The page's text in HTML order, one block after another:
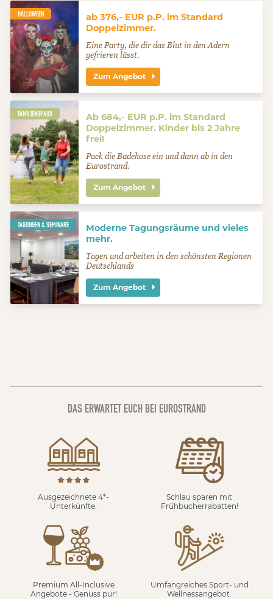
HALLOWEEN
ab 376,- EUR p.P. im Standard
Doppelzimmer.
Eine Party, die dir das Blut in den Adern
gefrieren lässt.
Zum Angebot
FAMILIENSPASS
Ab 684,- EUR p.P. im Standard
Doppelzimmer. Kinder bis 2 Jahre
frei!
Pack die Badehose ein und dann ab in den
Eurostrand.
Zum Angebot
TAGUNGEN & SEMINARE
Moderne Tagungsräume und vieles
mehr.
Tagen und arbeiten in den schönsten Regionen
Deutschlands
Zum Angebot
DAS ERWARTET EUCH BEI EUROSTRAND
Ausgezeichnete 4*-
Unterkünfte.
Schlau sparen mit
Frühbucherrabatten!
Premium All-Inclusive
Angebote - Genuss pur!
Umfangreiches Sport- und
Wellnessangebot.